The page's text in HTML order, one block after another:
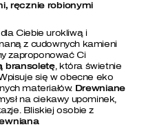
ręcznie robionymi
Ciebie urokliwą i
z cudownych kamieni
zaproponować Ci
bransoletę, która świetnie
się w obecne eko
materiałów. Drewniane
na ciekawy upominek,
Bliskiej osobie z